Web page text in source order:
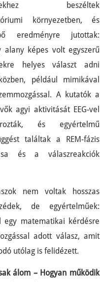
beszéltek
környezetben, és
eredményre jutottak:
alany képes volt egyszerű
helyes választ adni
például mimikával
A kutatók a
agyi aktivitását EEG-vel
és egyértelmű
találtak a REM-fázis
és a válaszreakciók
nem voltak hosszas
de egyértelműek:
egy matematikai kérdésre
adott válasz, amit
utólag is felidézett.
álom – Hogyan működik